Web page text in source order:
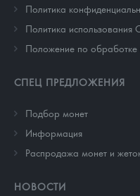
Политика
Политика использования
Положение по обработке
СПЕЦ ПРЕДЛОЖЕНИЯ
Подбор монет
Информация
Распродажа монет и
НОВОСТИ